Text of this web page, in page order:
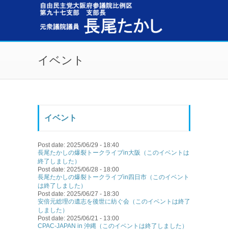
メインコンテンツに移動
イベント
イベント
Post date: 2025/06/29 - 18:40
長尾たかしの爆裂トークライブin大阪（このイベントは
終了しました）
Post date: 2025/06/28 - 18:00
長尾たかしの爆裂トークライブin四日市（このイベント
は終了しました）
Post date: 2025/06/27 - 18:30
安倍元総理の遺志を後世に紡ぐ会（このイベントは終了
しました）
Post date: 2025/06/21 - 13:00
CPAC-JAPAN in 沖縄（このイベントは終了しました）